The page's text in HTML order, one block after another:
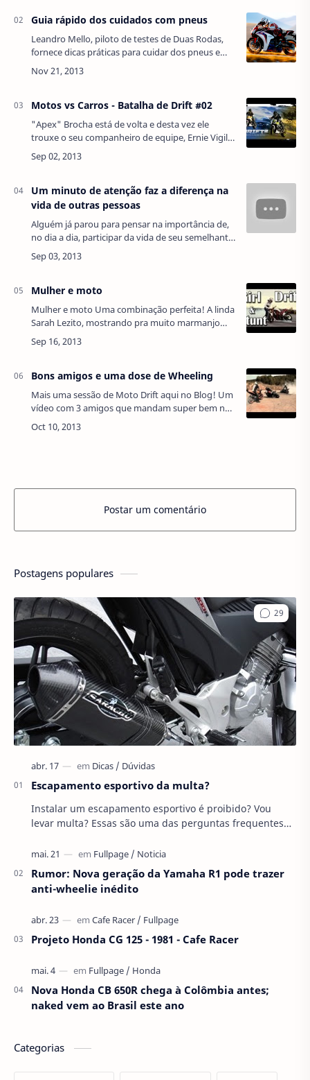
Guia rápido dos cuidados com pneus
Leandro Mello, piloto de testes de Duas Rodas,
fornece dicas práticas para cuidar dos pneus e
explica a importância de mantê-los em perfeitas
Motos vs Carros - Batalha de Drift #02
"Apex" Brocha está de volta e desta vez ele
trouxe o seu companheiro de equipe, Ernie Vigil.
Os dois estão bem acompanhados, com duas
Triumph Speed ​​Triple - construídas pela Ro…
Um minuto de atenção faz a diferença na
vida de outras pessoas
Alguém já parou para pensar na importância de,
no dia a dia, participar da vida de seu semelhante
através de um ato positivo? Por mais simples que
possa parecer, como ajudar um i…
Mulher e moto
Mulher e moto Uma combinação perfeita! A linda
Sarah Lezito, mostrando pra muito marmanjo
que moto também é assunto de mulher, ainda
mais com seus Drifts de arrepiar! Confira no…
Bons amigos e uma dose de Wheeling
Mais uma sessão de Moto Drift aqui no Blog! Um
vídeo com 3 amigos que mandam super bem nas
manobras de Wheeling. Para os amantes do
Postar um comentário
Postagens populares
Escapamento esportivo da multa?
Instalar um escapamento esportivo é proibido? Vou
levar multa? Essas são uma das perguntas frequentes
Rumor: Nova geração da Yamaha R1 pode trazer
anti-wheelie inédito
Projeto Honda CG 125 - 1981 - Cafe Racer
Nova Honda CB 650R chega à Colômbia antes;
naked vem ao Brasil este ano
Categorias